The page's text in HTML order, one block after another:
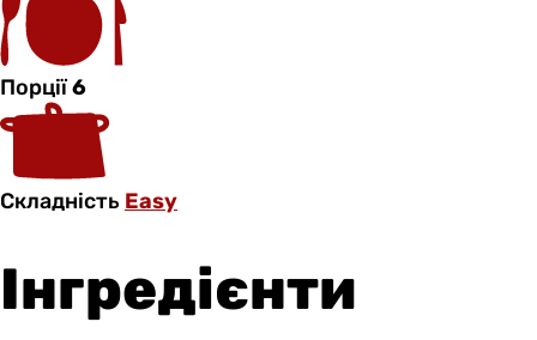
Порції6
Складність Easy
Інгредієнти